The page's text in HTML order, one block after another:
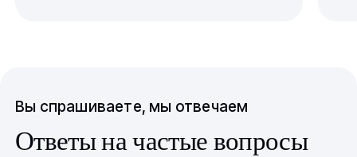
Вы спрашиваете, мы отвечаем
Ответы на частые вопросы